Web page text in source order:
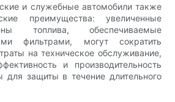
и служебные автомобили также
преимущества: увеличенные
топлива, обеспечиваемые
фильтрами, могут сократить
на техническое обслуживание,
и производительность
для защиты в течение длительного